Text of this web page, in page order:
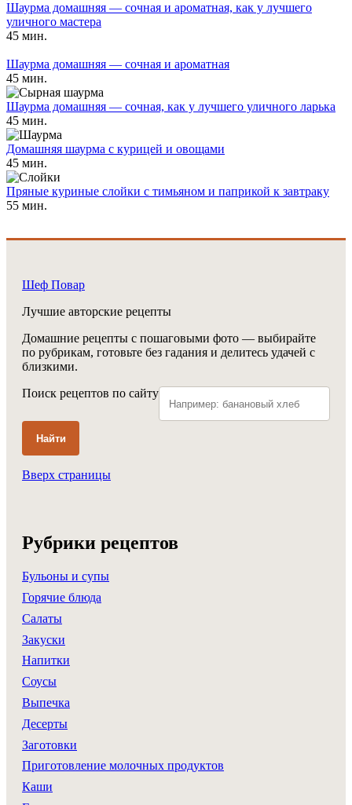
Шаурма домашняя — сочная и ароматная, как у лучшего
уличного мастера
45 мин.
Шаурма домашняя — сочная и ароматная
45 мин.
Шаурма домашняя — сочная, как у лучшего уличного ларька
45 мин.
Домашняя шаурма с курицей и овощами
45 мин.
Пряные куриные слойки с тимьяном и паприкой к завтраку
55 мин.
Шеф Повар
Лучшие авторские рецепты
Домашние рецепты с пошаговыми фото — выбирайте
по рубрикам, готовьте без гадания и делитесь удачей с
близкими.
Поиск рецептов по сайту
Найти
Вверх страницы
Рубрики рецептов
Бульоны и супы
Горячие блюда
Салаты
Закуски
Напитки
Соусы
Выпечка
Десерты
Заготовки
Приготовление молочных продуктов
Каши